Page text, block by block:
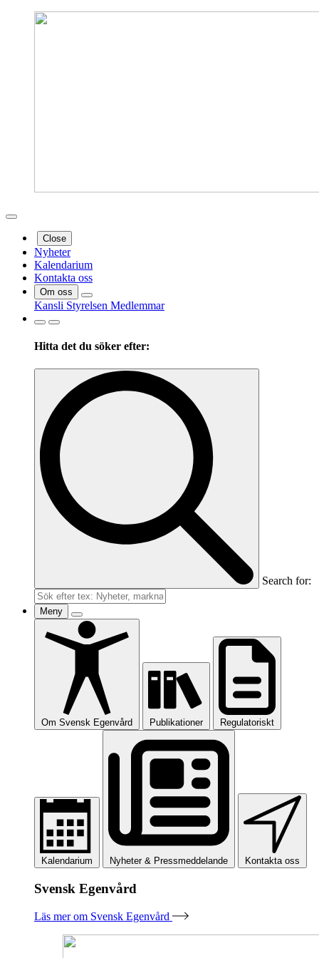
Close
Nyheter
Kalendarium
Kontakta oss
Om oss
Kansli Styrelsen Medlemmar
Hitta det du söker efter:
Search for:
Meny
Om Svensk Egenvård Publikationer Regulatoriskt
Kalendarium Nyheter & Pressmeddelande Kontakta oss
Svensk Egenvård
Läs mer om Svensk Egenvård